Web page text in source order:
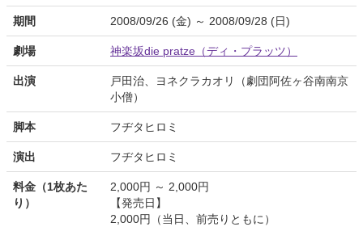
期間 2008/09/26 (金) ～ 2008/09/28 (日)
劇場 神楽坂die pratze（ディ・プラッツ）
出演
戸田治、ヨネクラカオリ（劇団阿佐ヶ谷南南京
小僧）
脚本 フヂタヒロミ
演出 フヂタヒロミ
料金（1枚あた
り）
2,000円 ～ 2,000円
【発売日】
2,000円（当日、前売りともに）